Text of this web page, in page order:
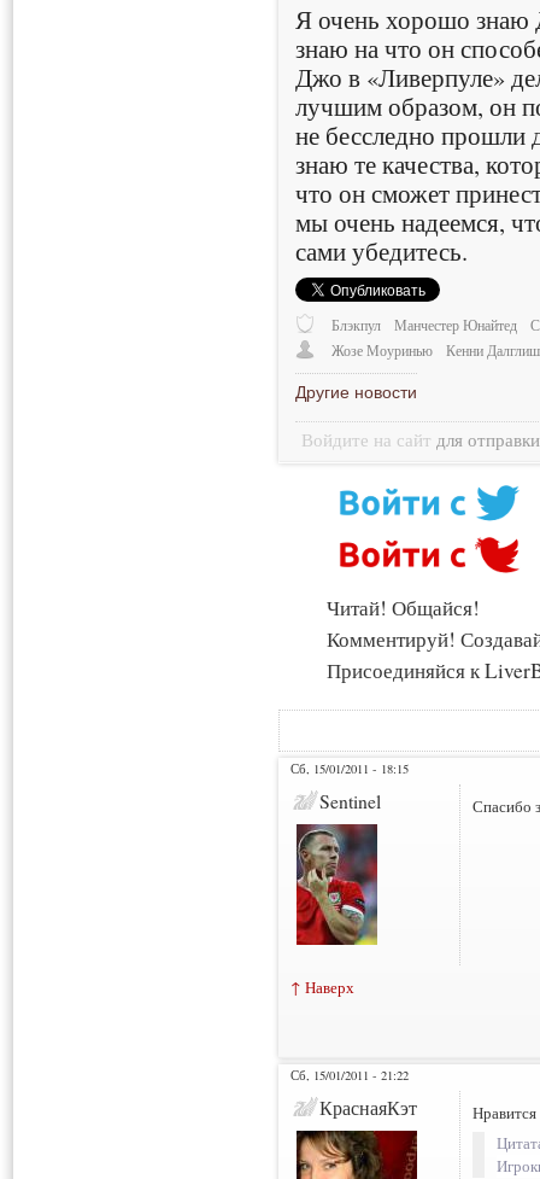
Я очень хорошо знаю
знаю на что он
Джо в «Ливерпуле»
лучшим образом, он
не бесследно прошли
знаю те качества,
что он сможет
мы очень надеемся,
сами убедитесь.
Блэкпул Манчестер Юнайтед
Жозе Моуринью
Кенни Далглиш
Другие новости
Войдите на сайт для
Читай! Общайся!
Комментируй!
Присоединяйся к
Сб, 15/01/2011 - 18:15
Sentinel Спасибо
↑ Наверх
Сб, 15/01/2011 - 21:22
КраснаяКэт